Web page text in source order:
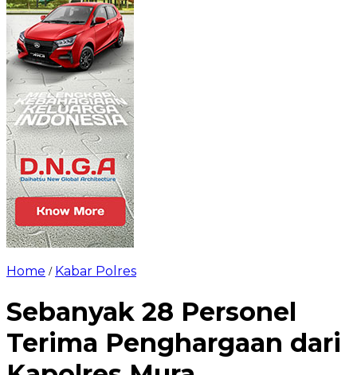
Home / Kabar Polres
Sebanyak 28 Personel
Terima Penghargaan dari